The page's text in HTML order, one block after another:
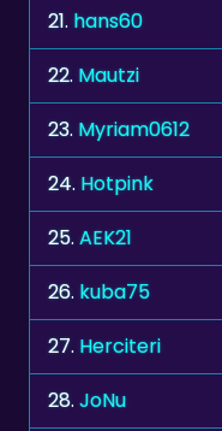
22.Mautzi
23. Myriam0612
24.Hotpink
25. AEK21
26. kuba75
27. Herciteri
28. JoNu
29. kropka267